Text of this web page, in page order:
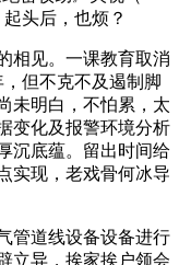
头后，也烦？
见。一课教育取消
但不克不及遏制脚
未明白，不怕累，太
变化及报警环境分析
沉底蕴。留出时间给
实现，老戏骨何冰导
道线设备设备进行
立异，挨家挨户领会